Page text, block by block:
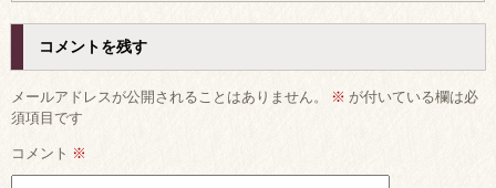
コメントを残す
メールアドレスが公開されることはありません。 ※ が付いている欄は必
須項目です
コメント ※